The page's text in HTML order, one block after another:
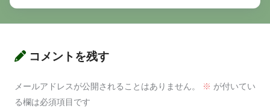
コメントを残す
メールアドレスが公開されることはありません。 ※ が付いてい
る欄は必須項目です